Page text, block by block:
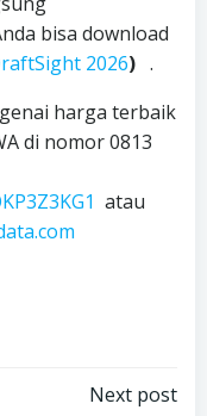
bisa download
2026) .
harga terbaik
di nomor 0813
atau
Next post